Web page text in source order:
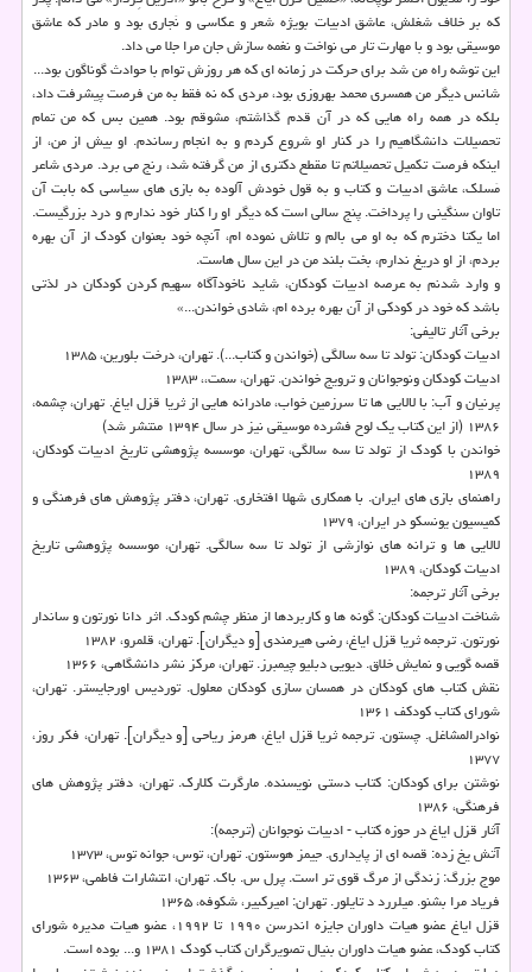
كه بر خلاف شغلش، عاشق ادبیات بویژه شعر و عكاسی و نَجاری بود و مادر كه عاشق
موسیقی بود و با مهارت تار می نواخت و نغمه سازش جان مرا جلا می داد.
این توشه راه من شد برای حركت در زمانه ای كه هر روزش توام با حوادث گوناگون بود...
شانس دیگر من همسری محمد بهروزی بود، مردی كه نه فقط به من فرصت پیشرفت داد،
بلكه در همه راه هایی كه در آن قدم گذاشتم، مشوقم بود. همین بس كه من تمام
تحصیلات دانشگاهیم را در كنار او شروع كردم و به انجام رساندم. او بیش از من، از
اینكه فرصت تكمیل تحصیلاتم تا مقطع دكتری از من گرفته شد، رنج می برد. مردی شاعر
مَسلك، عاشق ادبیات و كتاب و به قول خودش آلوده به بازی های سیاسی كه بابت آن
تاوان سنگینی را پرداخت. پنج سالی است كه دیگر او را كنار خود ندارم و درد بزرگیست.
اما یكتا دخترم كه به او می بالم و تلاش نموده ام، آنچه خود بعنوان كودك از آن بهره
بردم، از او دریغ ندارم، بخت بلند من در این سال هاست.
و وارد شدنم به عرصه ادبیات كودكان، شاید ناخودآگاه سهیم كردن كودكان در لذتی
باشد كه خود در كودكی از آن بهره برده ام، شادی خواندن...»
برخی آثار تالیفی:
ادبیات كودكان: تولد تا سه سالگی (خواندن و كتاب...). تهران، درخت بلورین، ۱۳۸۵
ادبیات كودكان ونوجوانان و ترویج خواندن. تهران، سمت،، ۱۳۸۳
پرنیان و آب: با لالایی ها تا سرزمین خواب، مادرانه هایی از ثریا قزل ایاغ. تهران، چشمه،
۱۳۸۶ (از این كتاب یك لوح فشرده موسیقی نیز در سال ۱۳۹۴ منتشر شد)
خواندن با كودك از تولد تا سه سالگی، تهران، موسسه پژوهشی تاریخ ادبیات كودكان،
۱۳۸۹
راهنمای بازی های ایران. با همكاری شهلا افتخاری. تهران، دفتر پژوهش های فرهنگی و
كمیسیون یونسكو در ایران، ۱۳۷۹
لالایی ها و ترانه های نوازشی از تولد تا سه سالگی. تهران، موسسه پژوهشی تاریخ
ادبیات كودكان، ۱۳۸۹
برخی آثار ترجمه:
شناخت ادبیات كودكان: گونه ها و كاربردها از منظر چشم كودك. اثر دانا نورتون و ساندار
نورتون. ترجمه ثریا قزل ایاغ، رضی هیرمندی [و دیگران]. تهران، قلمرو، ۱۳۸۲
قصه گویی و نمایش خلاق. دیویی دبلیو چیمبرز. تهران، مركز نشر دانشگاهی، ۱۳۶۶
نقش كتاب های كودكان در همسان سازی كودكان معلول. توردیس اورجایستر. تهران،
شورای كتاب كودكف ۱۳۶۱
نوادرالمشاغل. چستون. ترجمه ثریا قزل ایاغ، هرمز ریاحی [و دیگران]. تهران، فكر روز،
۱۳۷۷
نوشتن برای كودكان: كتاب دستی نویسنده. مارگرت كلارك. تهران، دفتر پژوهش های
فرهنگی، ۱۳۸۶
آثار قزل ایاغ در حوزه كتاب - ادبیات نوجوانان (ترجمه):
آتش یخ زده: قصه ای از پایداری. جیمز هوستون. تهران، توس، جوانه توس، ۱۳۷۳
موج بزرگ: زندگی از مرگ قوی تر است. پرل س. باك. تهران، انتشارات فاطمی، ۱۳۶۳
فریاد مرا بشنو. میلررد د تایلور. تهران: امیركبیر، شكوفه، ۱۳۶۵
قزل ایاغ عضو هیات داوران جایزه اندرسن ۱۹۹۰ تا ۱۹۹۲، عضو هیات مدیره شورای
كتاب كودك، عضو هیات داوران بنیال تصویرگران كتاب كودك ۱۳۸۱ و... بوده است.